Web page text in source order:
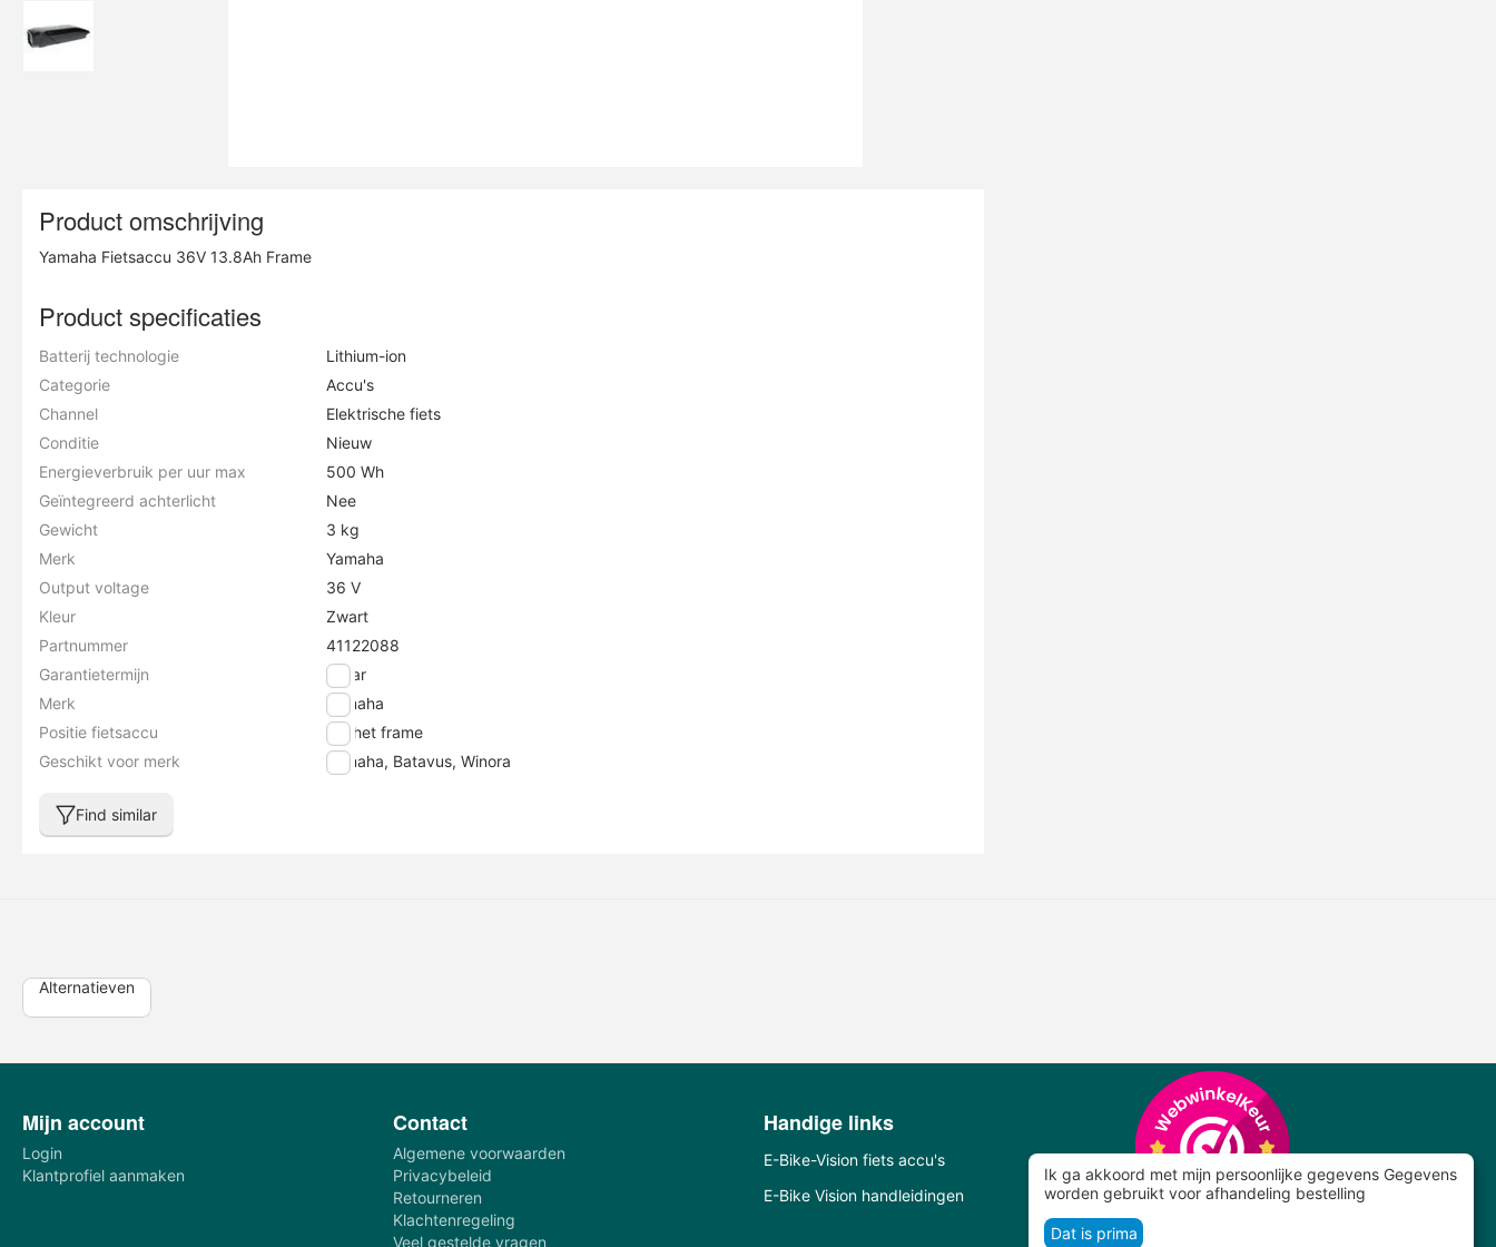
Product omschrijving
Yamaha Fietsaccu 36V 13.8Ah Frame
Product specificaties
Batterij technologie
Lithium-ion
Categorie
Accu's
Channel
Elektrische fiets
Conditie
Nieuw
Energieverbruik per uur max
500 Wh
Geïntegreerd achterlicht
Nee
Gewicht
3 kg
Merk
Yamaha
Output voltage
36 V
Kleur
Zwart
Partnummer
41122088
Garantietermijn
2 jaar
Merk
Yamaha
Positie fietsaccu
Op het frame
Geschikt voor merk
Yamaha, Batavus, Winora
Find similar
Alternatieven
Mijn account
Login
Klantprofiel aanmaken
Contact
Algemene voorwaarden
Privacybeleid
Retourneren
Klachtenregeling
Veel gestelde vragen
Handige links
E-Bike-Vision fiets accu's
E-Bike Vision handleidingen
Ik ga akkoord met mijn persoonlijke gegevens Gegevens
worden gebruikt voor afhandeling bestelling
Dat is prima